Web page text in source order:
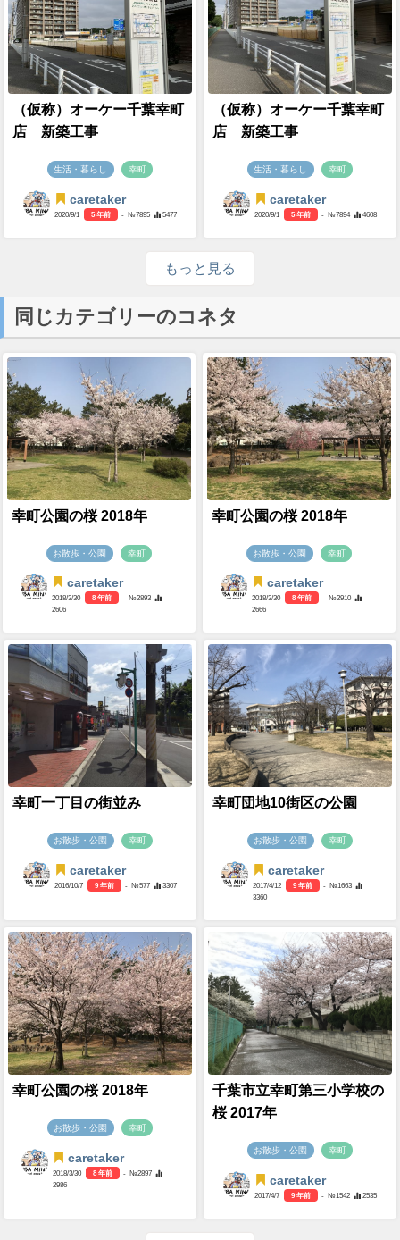
（仮称）オーケー千葉幸町
店 新築工事
生活・暮らし 幸町
caretaker
2020/9/1 5 年前 - №7895 5477
（仮称）オーケー千葉幸町
店 新築工事
生活・暮らし 幸町
caretaker
2020/9/1 5 年前 - №7894 4608
もっと見る
同じカテゴリーのコネタ
幸町公園の桜 2018年
お散歩・公園 幸町
caretaker
2018/3/30 8 年前
- №2893
2606
幸町公園の桜 2018年
お散歩・公園 幸町
caretaker
2018/3/30 8 年前
- №2910
2666
幸町一丁目の街並み
お散歩・公園 幸町
caretaker
2016/10/7 9 年前 - №577 3307
幸町団地10街区の公園
お散歩・公園 幸町
caretaker
2017/4/12 9 年前
- №1663
3360
幸町公園の桜 2018年
お散歩・公園 幸町
caretaker
2018/3/30 8 年前
- №2897
2986
千葉市立幸町第三小学校の
桜 2017年
お散歩・公園 幸町
caretaker
2017/4/7 9 年前 - №1542 2535